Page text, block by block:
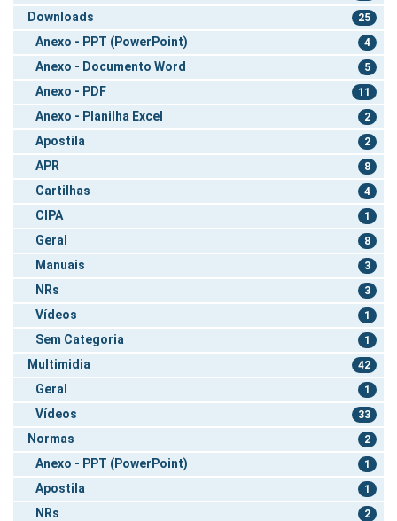
Downloads 25
Anexo - PPT (PowerPoint) 4
Anexo - Documento Word 5
Anexo - PDF 11
Anexo - Planilha Excel 2
Apostila 2
APR 8
Cartilhas 4
CIPA 1
Geral 8
Manuais 3
NRs 3
Vídeos 1
Sem Categoria 1
Multimidia 42
Geral 1
Vídeos 33
Normas 2
Anexo - PPT (PowerPoint) 1
Apostila 1
NRs 2